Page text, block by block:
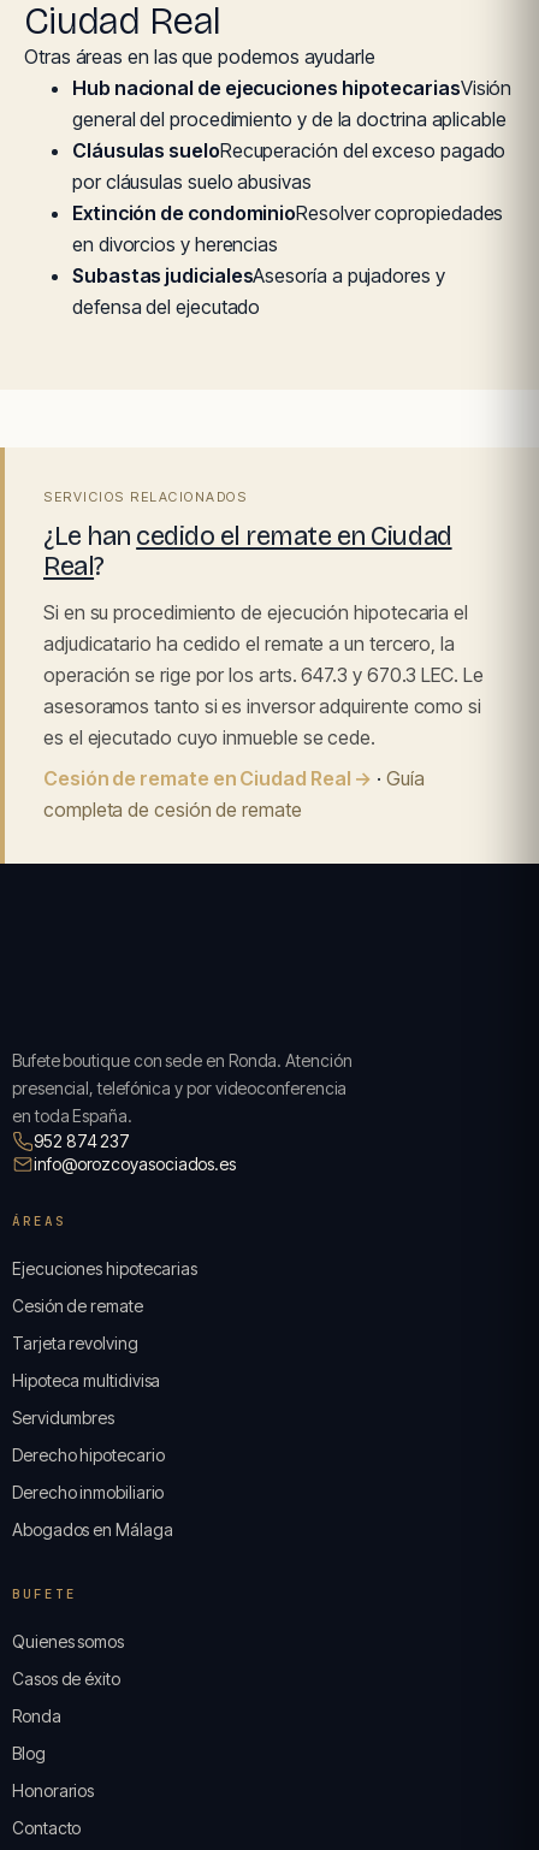
Ciudad Real
Otras áreas en las que podemos ayudarle
Hub nacional de ejecuciones hipotecariasVisión
general del procedimiento y de la doctrina aplicable
Cláusulas sueloRecuperación del exceso pagado
por cláusulas suelo abusivas
Extinción de condominioResolver copropiedades
en divorcios y herencias
Subastas judicialesAsesoría a pujadores y
defensa del ejecutado
SERVICIOS RELACIONADOS
¿Le han cedido el remate en Ciudad
Real?
Si en su procedimiento de ejecución hipotecaria el
adjudicatario ha cedido el remate a un tercero, la
operación se rige por los arts. 647.3 y 670.3 LEC. Le
asesoramos tanto si es inversor adquirente como si
es el ejecutado cuyo inmueble se cede.
Cesión de remate en Ciudad Real → ·Guía
completa de cesión de remate
Bufete boutique con sede en Ronda. Atención
presencial, telefónica y por videoconferencia
en toda España.
952 874 237
info@orozcoyasociados.es
ÁREAS
Ejecuciones hipotecarias
Cesión de remate
Tarjeta revolving
Hipoteca multidivisa
Servidumbres
Derecho hipotecario
Derecho inmobiliario
Abogados en Málaga
BUFETE
Quienes somos
Casos de éxito
Ronda
Blog
Honorarios
Contacto